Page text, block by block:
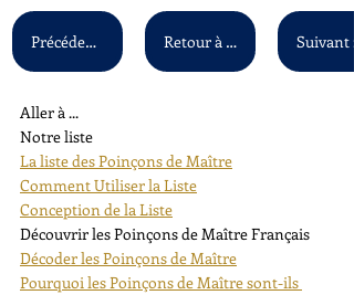
Précédent : E L - E O Retour à la liste principale
Aller à ...
Notre liste
La liste des Poinçons de Maître
Comment Utiliser la Liste
Conception de la Liste
Découvrir les Poinçons de Maître Français
Décoder les Poinçons de Maître
Pourquoi les Poinçons de Maître sont-ils